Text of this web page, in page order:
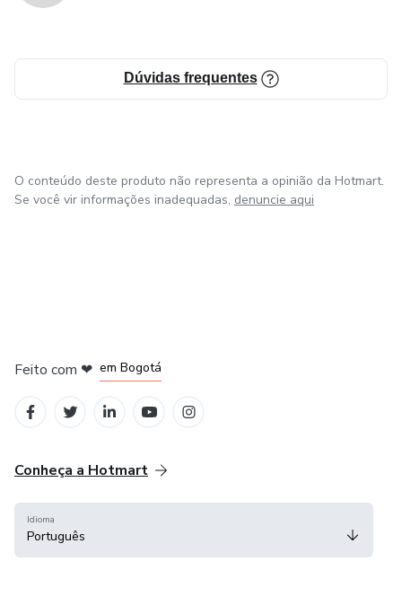
Dúvidas frequentes
O conteúdo deste produto não representa a opinião da Hotmart.
Se você vir informações inadequadas, denuncie aqui
Feito com ❤ em Bogotá
Conheça a Hotmart
Idioma
Português